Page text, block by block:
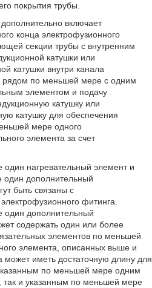
покрытия трубы.
включает
конца электрофузионного
секции трубы с внутренним
катушки или
катушки внутри канала
рядом по меньшей мере с одним
элементом и подачу
катушку или
катушку для обеспечения
мере одного
элемента за счет
нагревательный элемент и
дополнительный
быть связаны с
фитинга.
дополнительный
содержать один или более
элементов по меньшей
элемента, описанных выше и
может иметь достаточную длину для
по меньшей мере одним
так и указанным по меньшей мере